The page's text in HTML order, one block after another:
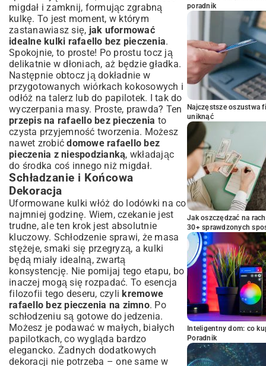
migdał i zamknij, formując zgrabną
kulkę. To jest moment, w którym
zastanawiasz się, jak uformować
idealne kulki rafaello bez pieczenia.
Spokojnie, to proste! Po prostu tocz ją
delikatnie w dłoniach, aż będzie gładka.
Następnie obtocz ją dokładnie w
przygotowanych wiórkach kokosowych i
odłóż na talerz lub do papilotek. I tak do
wyczerpania masy. Proste, prawda? Ten
przepis na rafaello bez pieczenia to
czysta przyjemność tworzenia. Możesz
nawet zrobićdomowe rafaello bez
pieczenia z niespodzianką, wkładając
do środka coś innego niż migdał.
Schładzanie i Końcowa
Dekoracja
Uformowane kulki włóż do lodówki na co
najmniej godzinę. Wiem, czekanie jest
trudne, ale ten krok jest absolutnie
kluczowy. Schłodzenie sprawi, że masa
stężeje, smaki się przegryzą, a kulki
będą miały idealną, zwartą
konsystencję. Nie pomijaj tego etapu, bo
inaczej mogą się rozpadać. To esencja
filozofii tego deseru, czylikremowe
rafaello bez pieczenia na zimno. Po
schłodzeniu są gotowe do jedzenia.
Możesz je podawać w małych, białych
papilotkach, co wygląda bardzo
elegancko. Żadnych dodatkowych
dekoracji nie potrzeba – one same w
poradnik
Najczęstsze oszustwa
uniknąć
Jak oszczędzać na
30+ sprawdzonych
Inteligentny dom: co
Poradnik